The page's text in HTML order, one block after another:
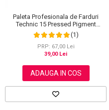
Paleta Profesionala de Farduri
Technic 15 Pressed Pigment
Palette, Peanut Butter & Jelly, 15
Culori, 30 g
(1)
PRP: 67,00 Lei
39,00 Lei
ADAUGA IN COS